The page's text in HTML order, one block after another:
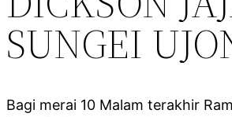
SUNGEI
Bagi merai 10 Malam terakhir